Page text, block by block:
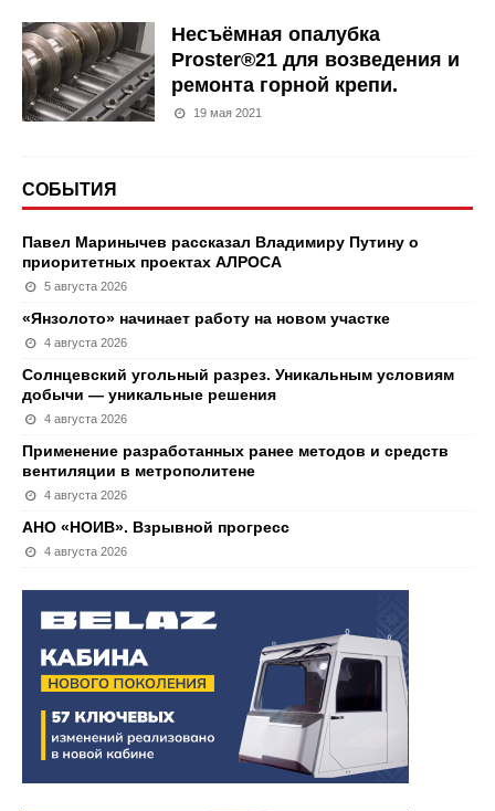
Несъёмная опалубка
Proster®21 для возведения и
ремонта горной крепи.
19 мая 2021
СОБЫТИЯ
Павел Маринычев рассказал Владимиру Путину о
приоритетных проектах АЛРОСА
5 августа 2026
«Янзолото» начинает работу на новом участке
4 августа 2026
Солнцевский угольный разрез. Уникальным условиям
добычи — уникальные решения
4 августа 2026
Применение разработанных ранее методов и средств
вентиляции в метрополитене
4 августа 2026
АНО «НОИВ». Взрывной прогресс
4 августа 2026